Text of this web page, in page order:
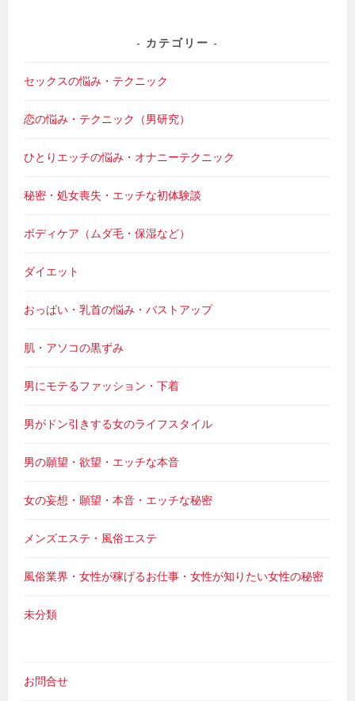
カテゴリー
セックスの悩み・テクニック
恋の悩み・テクニック（男研究）
ひとりエッチの悩み・オナニーテクニック
秘密・処女喪失・エッチな初体験談
ボディケア（ムダ毛・保湿など）
ダイエット
おっぱい・乳首の悩み・バストアップ
肌・アソコの黒ずみ
男にモテるファッション・下着
男がドン引きする女のライフスタイル
男の願望・欲望・エッチな本音
女の妄想・願望・本音・エッチな秘密
メンズエステ・風俗エステ
風俗業界・女性が稼げるお仕事・女性が知りたい女性の秘密
未分類
お問合せ